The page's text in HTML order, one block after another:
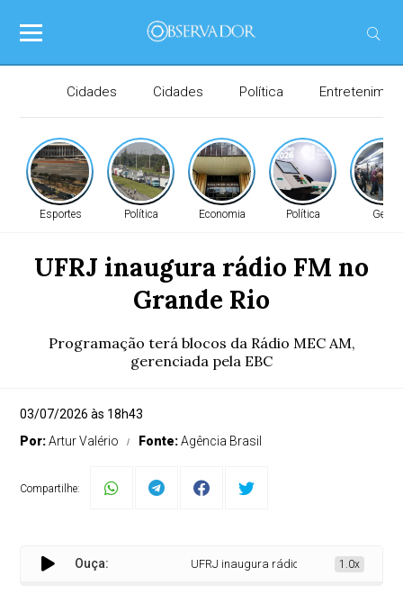
Cidades Cidades Política
Esportes Política Economia Política Geral
UFRJ inaugura rádio FM no
Grande Rio
Programação terá blocos da Rádio MEC AM,
gerenciada pela EBC
03/07/2026 às 18h43
Por:Artur Valério Fonte:Agência Brasil
Compartilhe:
Ouça: UFRJ inaugura rádio FM no Grande Rio
1.0x